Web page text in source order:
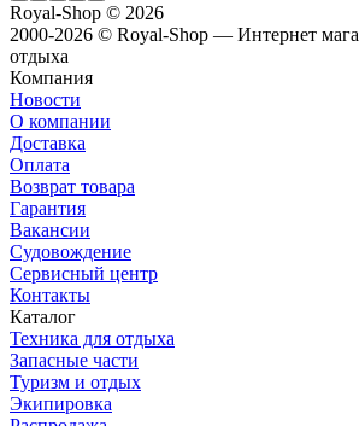
Royal-Shop © 2026
2000-2026 © Royal-Shop — Интернет
отдыха
Компания
Новости
О компании
Доставка
Оплата
Возврат товара
Гарантия
Вакансии
Судовождение
Сервисный центр
Контакты
Каталог
Техника для отдыха
Запасные части
Туризм и отдых
Экипировка